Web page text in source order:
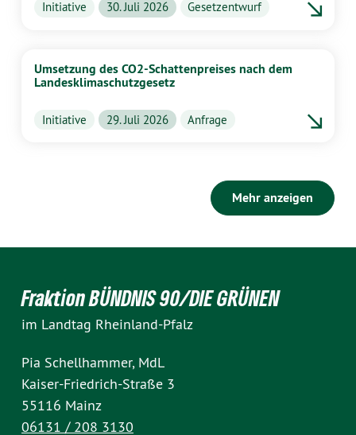
Initiative 30. Juli 2026 Gesetzentwurf
Umsetzung des CO2-Schattenpreises nach dem
Landesklimaschutzgesetz
Initiative 29. Juli 2026 Anfrage
Mehr anzeigen
Fraktion BÜNDNIS 90/DIE GRÜNEN
im Landtag Rheinland-Pfalz
Pia Schellhammer, MdL
Kaiser-Friedrich-Straße 3
55116 Mainz
06131 / 208 3130